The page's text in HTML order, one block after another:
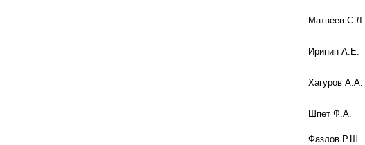
Матвеев С.Л.
Иринин А.Е.
Хагуров А.А.
Шпет Ф.А.
Фазлов Р.Ш.